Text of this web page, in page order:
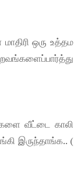
ஒரு உத்தம
வீட்டை காலி
இருந்தாங்க.. (